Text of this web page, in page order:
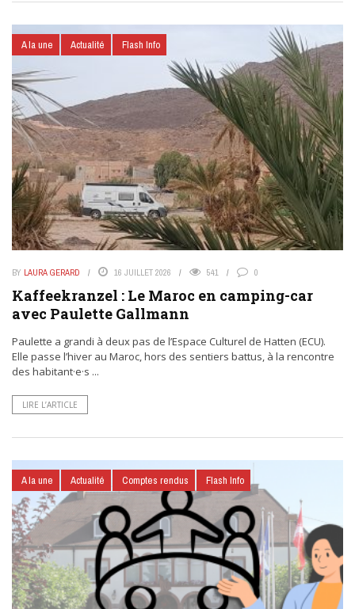
A la une Actualité Flash Info
BY LAURA GERARD 16 JUILLET 2026 541 0
Kaffeekranzel : Le Maroc en camping-car
avec Paulette Gallmann
Paulette a grandi à deux pas de l’Espace Culturel de Hatten (ECU).
Elle passe l’hiver au Maroc, hors des sentiers battus, à la rencontre
des habitant·e·s ...
LIRE L’ARTICLE
A la une Actualité Comptes rendus Flash Info